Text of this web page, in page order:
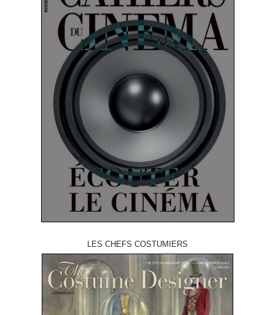
LES CHEFS COSTUMIERS